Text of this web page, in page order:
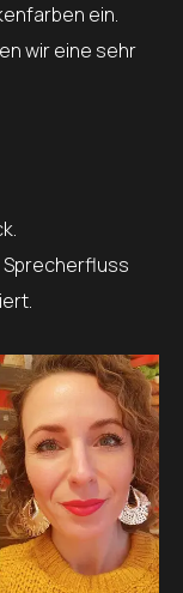
ein.
wir eine sehr
Sprecherfluss